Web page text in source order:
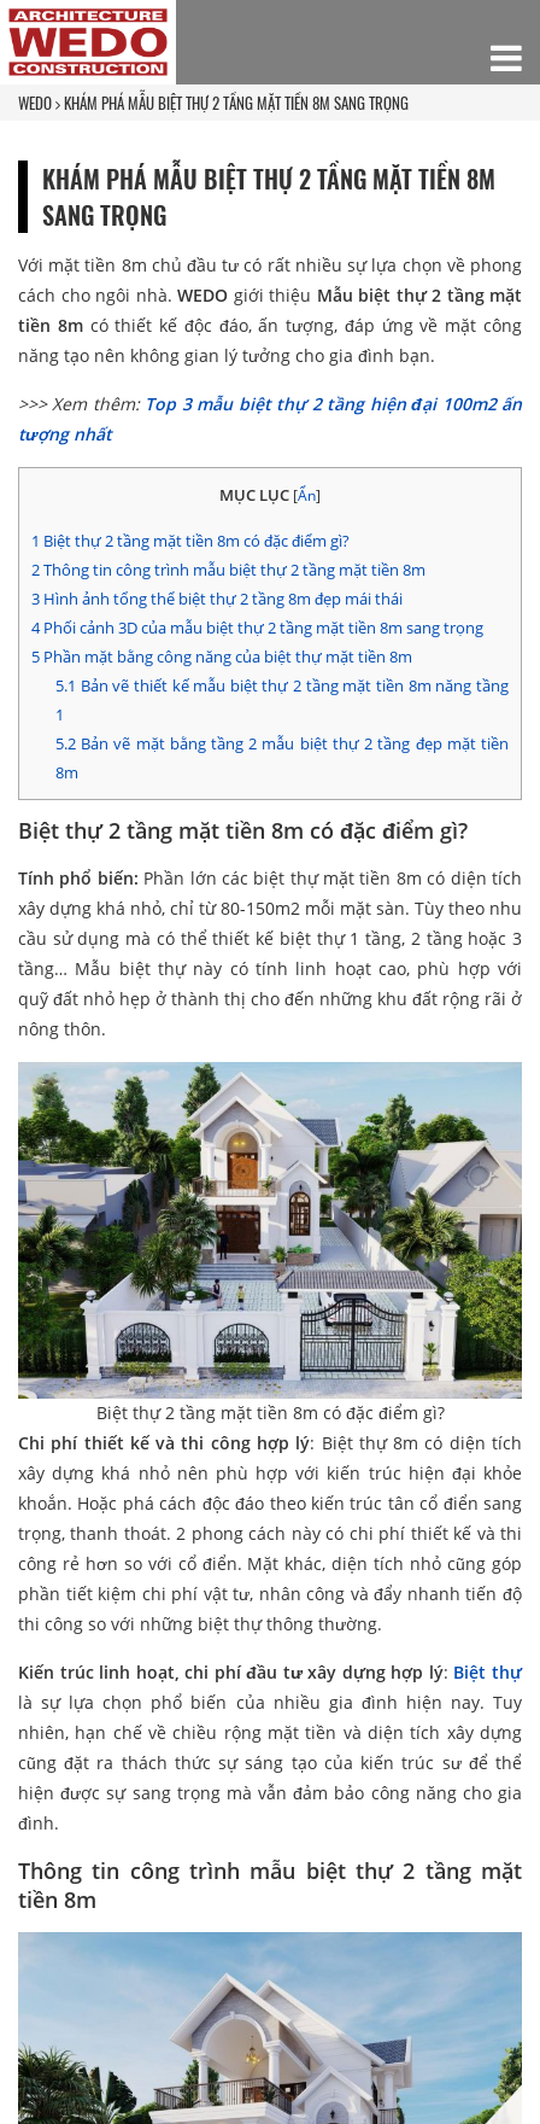
WEDO KHÁM PHÁ MẪU BIỆT THỰ 2 TẦNG MẶT TIỀN 8M SANG TRỌNG
KHÁM PHÁ MẪU BIỆT THỰ 2 TẦNG MẶT TIỀN 8M
SANG TRỌNG
Với mặt tiền 8m chủ đầu tư có rất nhiều sự lựa chọn về phong
cách cho ngôi nhà. WEDO giới thiệu Mẫu biệt thự 2 tầng mặt
tiền 8m có thiết kế độc đáo, ấn tượng, đáp ứng về mặt công
năng tạo nên không gian lý tưởng cho gia đình bạn.
>>> Xem thêm: Top 3 mẫu biệt thự 2 tầng hiện đại 100m2 ấn
tượng nhất
MỤC LỤC [Ẩn]
1 Biệt thự 2 tầng mặt tiền 8m có đặc điểm gì?
2Thông tin công trình mẫu biệt thự 2 tầng mặt tiền 8m
3 Hình ảnh tổng thể biệt thự 2 tầng 8m đẹp mái thái
4Phối cảnh 3D của mẫu biệt thự 2 tầng mặt tiền 8m sang trọng
5 Phần mặt bằng công năng của biệt thự mặt tiền 8m
5.1 Bản vẽ thiết kế mẫu biệt thự 2 tầng mặt tiền 8m năng tầng
1
5.2Bản vẽ mặt bằng tầng 2 mẫu biệt thự 2 tầng đẹp mặt tiền
8m
Biệt thự 2 tầng mặt tiền 8m có đặc điểm gì?
Tính phổ biến: Phần lớn các biệt thự mặt tiền 8m có diện tích
xây dựng khá nhỏ, chỉ từ 80-150m2 mỗi mặt sàn. Tùy theo nhu
cầu sử dụng mà có thể thiết kế biệt thự 1 tầng, 2 tầng hoặc 3
tầng… Mẫu biệt thự này có tính linh hoạt cao, phù hợp với
quỹ đất nhỏ hẹp ở thành thị cho đến những khu đất rộng rãi ở
nông thôn.
Biệt thự 2 tầng mặt tiền 8m có đặc điểm gì?
Chi phí thiết kế và thi công hợp lý: Biệt thự 8m có diện tích
xây dựng khá nhỏ nên phù hợp với kiến trúc hiện đại khỏe
khoắn. Hoặc phá cách độc đáo theo kiến trúc tân cổ điển sang
trọng, thanh thoát. 2 phong cách này có chi phí thiết kế và thi
công rẻ hơn so với cổ điển. Mặt khác, diện tích nhỏ cũng góp
phần tiết kiệm chi phí vật tư, nhân công và đẩy nhanh tiến độ
thi công so với những biệt thự thông thường.
Kiến trúc linh hoạt, chi phí đầu tư xây dựng hợp lý: Biệt thự
là sự lựa chọn phổ biến của nhiều gia đình hiện nay. Tuy
nhiên, hạn chế về chiều rộng mặt tiền và diện tích xây dựng
cũng đặt ra thách thức sự sáng tạo của kiến trúc sư để thể
hiện được sự sang trọng mà vẫn đảm bảo công năng cho gia
đình.
Thông tin công trình mẫu biệt thự 2 tầng mặt
tiền 8m